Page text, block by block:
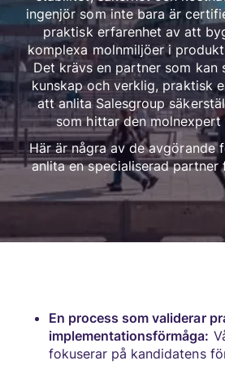
ingenjör som inte bara är
praktisk erfarenhet av att
komplexa molnmiljöer i
Det krävs en partner som kan
kunskap och verklig, praktisk
att anlita Salesgroup
som hittar den molnexpert
Här är några av de avgörande
anlita en specialiserad
En process som validerar
implementationsförmåga:
fokuserar på kandidatens